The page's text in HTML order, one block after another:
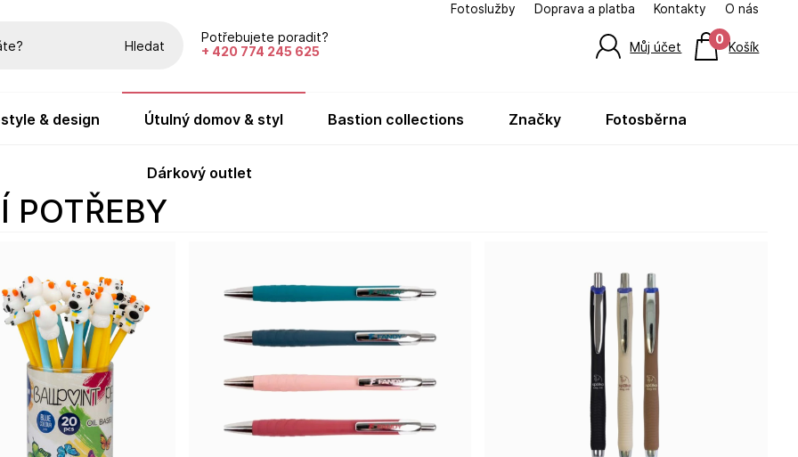
POTŘEBY
Potřebujete poradit?
+ 420 774 245 625
Fotoslužby Doprava a platba Kontakty O nás
Hledat Můj účet Košík
0
& design útulný domov & styl bastion collections značky fotosběrna
dárkový outlet